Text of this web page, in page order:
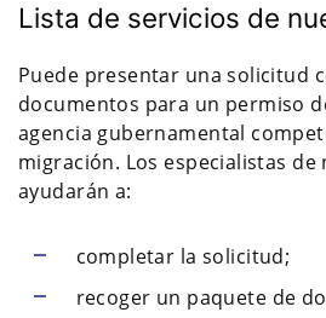
Lista de servicios de
Puede presentar una solicitud
documentos para un permiso
agencia gubernamental
migración. Los especialistas
ayudarán a:
completar la solicitud;
recoger un paquete de